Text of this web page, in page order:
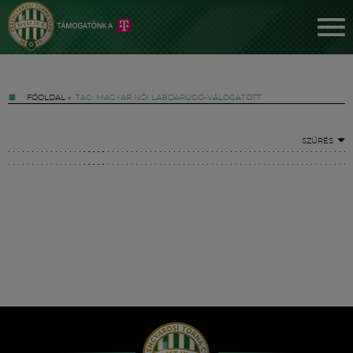
FŐOLDAL » TAG: MAGYAR NŐI LABDARÚGÓ-VÁLOGATOTT
SZŰRÉS
Hírek